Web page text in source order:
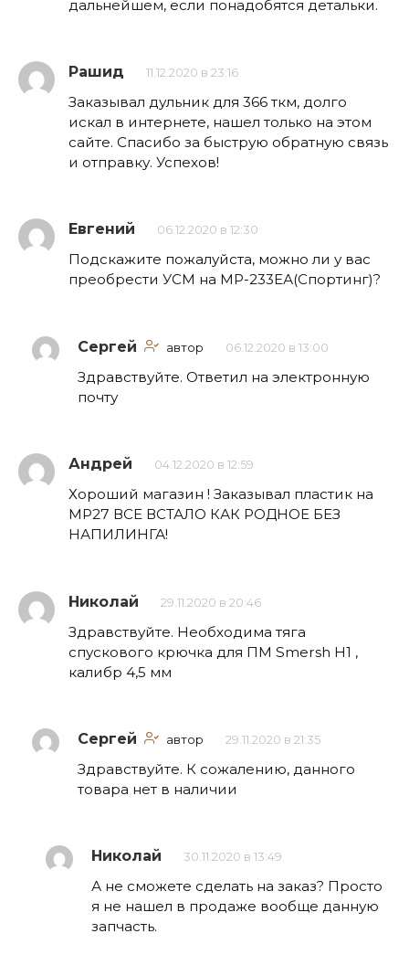
дальнейшем, если понадобятся детальки.
Рашид 11.12.2020 в 23:16
Заказывал дульник для 366 ткм, долго
искал в интернете, нашел только на этом
сайте. Спасибо за быструю обратную связь
и отправку. Успехов!
Евгений 06.12.2020 в 12:30
Подскажите пожалуйста, можно ли у вас
преобрести УСМ на МР-233ЕА(Спортинг)?
Сергей автор 06.12.2020 в 13:00
Здравствуйте. Ответил на электронную
почту
Андрей 04.12.2020 в 12:59
Хороший магазин ! Заказывал пластик на
МР27 ВСЕ ВСТАЛО КАК РОДНОЕ БЕЗ
НАПИЛИНГА!
Николай 29.11.2020 в 20:46
Здравствуйте. Необходима тяга
спускового крючка для ПМ Smersh H1 ,
калибр 4,5 мм
Сергей автор 29.11.2020 в 21:35
Здравствуйте. К сожалению, данного
товара нет в наличии
Николай 30.11.2020 в 13:49
А не сможете сделать на заказ? Просто
я не нашел в продаже вообще данную
запчасть.